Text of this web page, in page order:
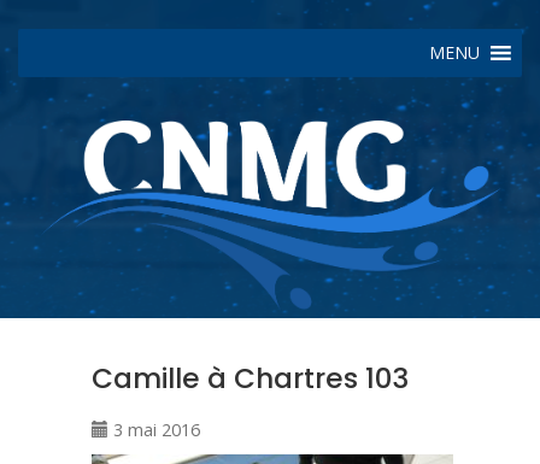
MENU
Camille à Chartres 103
3 mai 2016